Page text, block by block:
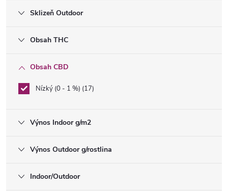
Sklizeň Outdoor
Obsah THC
Obsah CBD
Nízký (0 - 1 %) 17
Výnos Indoor g/m2
Výnos Outdoor g/rostlina
Indoor/Outdoor